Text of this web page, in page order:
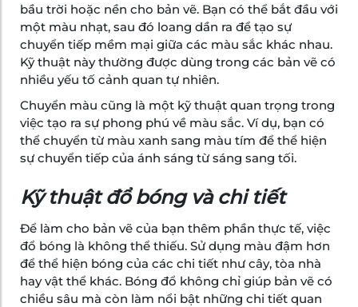
bầu trời hoặc nền cho bản vẽ. Bạn có thể bắt đầu với
một màu nhạt, sau đó loang dần ra để tạo sự
chuyển tiếp mềm mại giữa các màu sắc khác nhau.
Kỹ thuật này thường được dùng trong các bản vẽ có
nhiều yếu tố cảnh quan tự nhiên.
Chuyển màu cũng là một kỹ thuật quan trọng trong
việc tạo ra sự phong phú về màu sắc. Ví dụ, bạn có
thể chuyển từ màu xanh sang màu tím để thể hiện
sự chuyển tiếp của ánh sáng từ sáng sang tối.
Kỹ thuật đổ bóng và chi tiết
Để làm cho bản vẽ của bạn thêm phần thực tế, việc
đổ bóng là không thể thiếu. Sử dụng màu đậm hơn
để thể hiện bóng của các chi tiết như cây, tòa nhà
hay vật thể khác. Bóng đổ không chỉ giúp bản vẽ có
chiều sâu mà còn làm nổi bật những chi tiết quan